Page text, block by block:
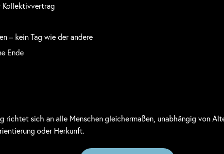
Kollektivvertrag
– kein Tag wie der andere
Ende
richtet sich an alle Menschen gleichermaßen, unabhängig von
oder Herkunft.